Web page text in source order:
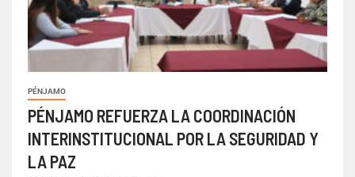
PÉNJAMO
PÉNJAMO REFUERZA LA COORDINACIÓN
INTERINSTITUCIONAL POR LA SEGURIDAD Y
LA PAZ